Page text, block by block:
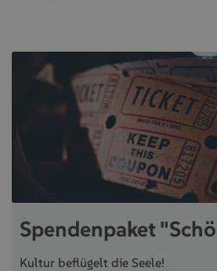
Spendenpaket
Kultur beflügelt die Seele!